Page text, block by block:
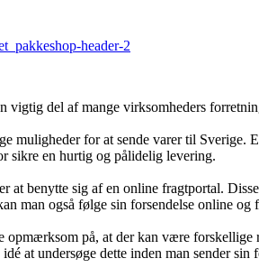
vigtig del af mange virksomheders
muligheder for at sende varer til Sverige.
sikre en hurtig og pålidelig levering.
at benytte sig af en online fragtportal.
man også følge sin forsendelse online og
på, at der kan være forskellige
at undersøge dette inden man sender sin